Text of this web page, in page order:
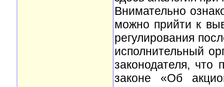
Внимательно
можно прийти к
регулирования
исполнительный
законодателя, что
законе «Об